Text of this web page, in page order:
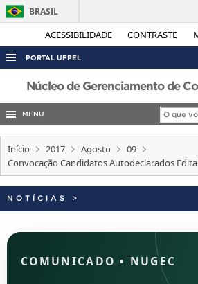
ACESSIBILIDADE CONTRASTE
BRASIL
PORTAL UFPEL
ACESSO À INFORMAÇÃO
AUDITORIA
CONCURSOS
EDITAIS
INTERNACIONAL
Núcleo de Gerenciamento de
MENU
Início 2017 Agosto
09
Convocação Candidatos Autodeclarados
NOTÍCIAS >
COMUNICADO • NUGEC